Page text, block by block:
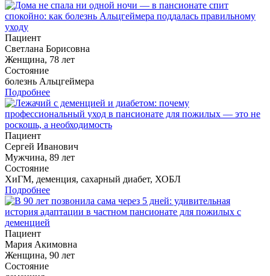
Пациент
Светлана Борисовна
Женщина, 78 лет
Состояние
болезнь Альцгеймера
Подробнее
Пациент
Сергей Иванович
Мужчина, 89 лет
Состояние
ХиГМ, деменция, сахарный диабет, ХОБЛ
Подробнее
Пациент
Мария Акимовна
Женщина, 90 лет
Состояние